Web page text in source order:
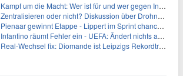
Kampf um die Macht: Wer ist für und wer gegen Infantino?
Zentralisieren oder nicht? Diskussion über Drohnenabwehr
Pienaar gewinnt Etappe - Lippert im Sprint chancenlos
Infantino räumt Fehler ein - UEFA: Ändert nichts an Boykott
Real-Wechsel fix: Diomande ist Leipzigs Rekordtransfer